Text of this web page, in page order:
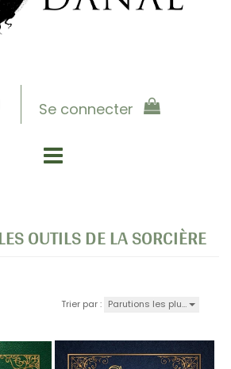
Se connecter
OUTILS DE LA SORCIÈRE
Trier par : Parutions les plu…